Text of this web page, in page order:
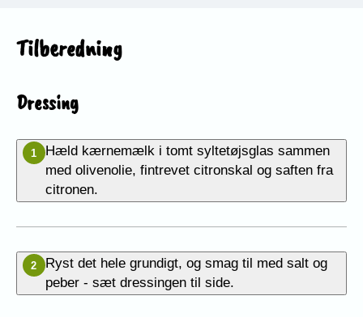
Tilberedning
Dressing
1
Hæld kærnemælk i tomt syltetøjsglas sammen
med olivenolie, fintrevet citronskal og saften fra
citronen.
2
Ryst det hele grundigt, og smag til med salt og
peber - sæt dressingen til side.